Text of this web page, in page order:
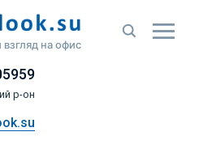
на офис
р-он